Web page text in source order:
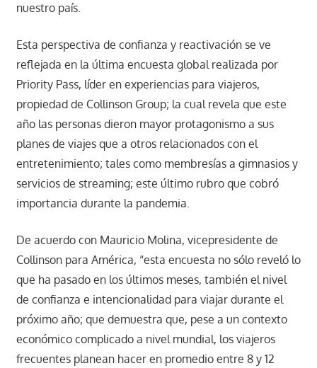
nuestro país.
Esta perspectiva de confianza y reactivación se ve
reflejada en la última encuesta global realizada por
Priority Pass, líder en experiencias para viajeros,
propiedad de Collinson Group; la cual revela que este
año las personas dieron mayor protagonismo a sus
planes de viajes que a otros relacionados con el
entretenimiento; tales como membresías a gimnasios y
servicios de streaming; este último rubro que cobró
importancia durante la pandemia.
De acuerdo con Mauricio Molina, vicepresidente de
Collinson para América, “esta encuesta no sólo reveló lo
que ha pasado en los últimos meses, también el nivel
de confianza e intencionalidad para viajar durante el
próximo año; que demuestra que, pese a un contexto
económico complicado a nivel mundial, los viajeros
frecuentes planean hacer en promedio entre 8 y 12